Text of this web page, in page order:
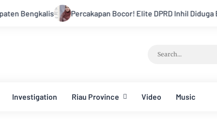
Percakapan Bocor! Elite DPRD Inhil Diduga Bahas “Bayar
Investigation Riau Province Video Music